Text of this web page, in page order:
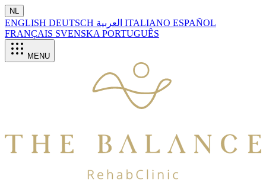
NL
ENGLISH DEUTSCH ITALIANO ESPAÑOL
FRANÇAIS SVENSKA PORTUGUÊS
MENU